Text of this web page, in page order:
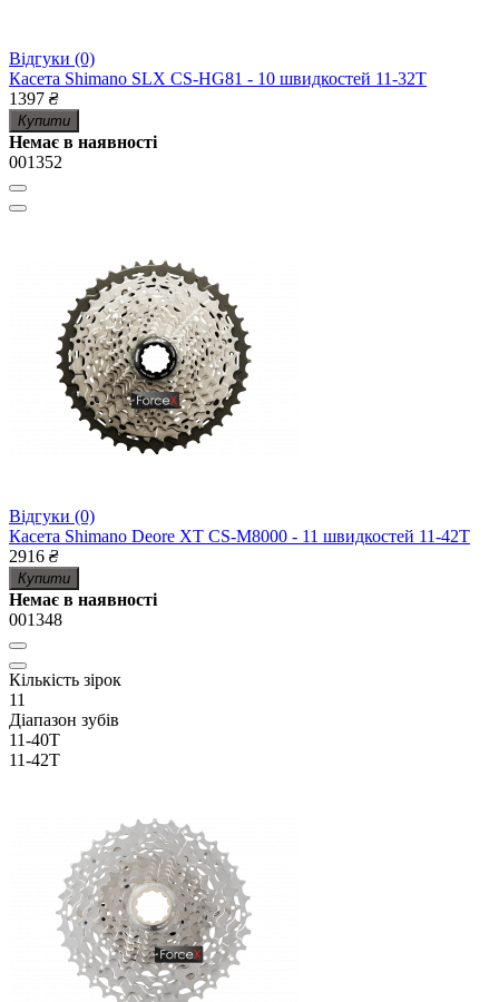
Відгуки (0)
Касета Shimano SLX CS-HG81 - 10 швидкостей 11-32Т
1397 ₴
Купити
Немає в наявності
001352
Відгуки (0)
Касета Shimano Deore XT CS-M8000 - 11 швидкостей 11-42Т
2916 ₴
Купити
Немає в наявності
001348
Кількість зірок
11
Діапазон зубів
11-40Т
11-42Т